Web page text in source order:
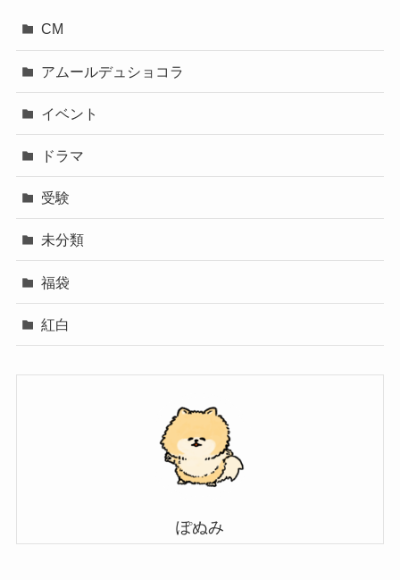
CM
アムールデュショコラ
イベント
ドラマ
受験
未分類
福袋
紅白
ぽぬみ